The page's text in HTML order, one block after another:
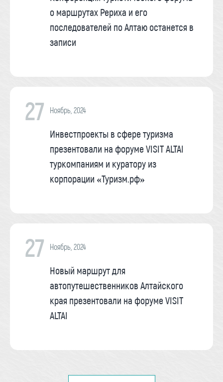
о маршрутах Рериха и его
последователей по Алтаю останется в
записи
27 Ноябрь, 2024
Инвестпроекты в сфере туризма
презентовали на форуме VISIT ALTAI
туркомпаниям и куратору из
корпорации «Туризм.рф»
27 Ноябрь, 2024
Новый маршрут для
автопутешественников Алтайского
края презентовали на форуме VISIT
ALTAI